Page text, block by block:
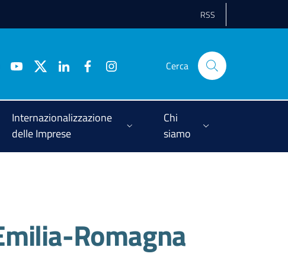
RSS
Cerca
Internazionalizzazione
delle Imprese
Chi
siamo
Romagna